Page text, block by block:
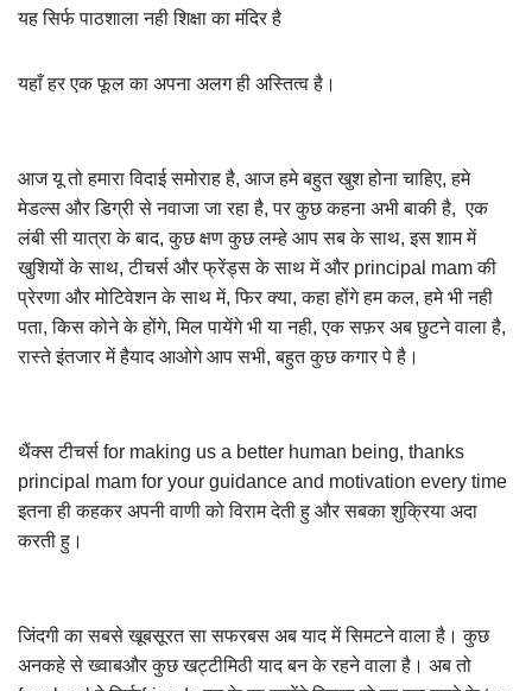
यह सिर्फ पाठशाला नही शिक्षा का मंदिर है
यहाँ हर एक फूल का अपना अलग ही अस्तित्व है।
आज यू तो हमारा विदाई समोराह है, आज हमे बहुत खुश होना चाहिए, हमे
मेडल्स और डिग्री से नवाजा जा रहा है, पर कुछ कहना अभी बाकी है, एक
लंबी सी यात्रा के बाद, कुछ क्षण कुछ लम्हे आप सब के साथ, इस शाम में
खुशियों के साथ, टीचर्स और फ्रेंड्स के साथ में और principal mam की
प्रेरणा और मोटिवेशन के साथ में, फिर क्या, कहा होंगे हम कल, हमे भी नही
पता, किस कोने के होंगे, मिल पायेंगे भी या नही, एक सफ़र अब छुटने वाला है,
रास्ते इंतजार में हैयाद आओगे आप सभी, बहुत कुछ कगार पे है।
थैंक्स टीचर्स for making us a better human being, thanks
principal mam for your guidance and motivation every time
इतना ही कहकर अपनी वाणी को विराम देती हु और सबका शुक्रिया अदा
करती हु।
जिंदगी का सबसे खूबसूरत सा सफरबस अब याद में सिमटने वाला है। कुछ
अनकहे से ख्वाबऔर कुछ खट्टीमिठी याद बन के रहने वाला है। अब तो